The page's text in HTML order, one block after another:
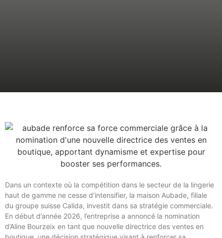
Dans un contexte où la compétition dans le secteur de la lingerie
haut de gamme ne cesse d’intensifier, la maison Aubade, filiale
du groupe suisse Calida, investit dans sa stratégie commerciale.
En début d’année 2026, l’entreprise a annoncé la nomination
d’Aline Bourzeix en tant que nouvelle directrice des ventes en